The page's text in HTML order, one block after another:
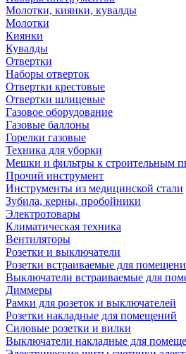
Молотки, киянки, кувалды
Молотки
Киянки
Кувалды
Отвертки
Наборы отверток
Отвертки крестовые
Отвертки шлицевые
Газовое оборудование
Газовые баллоны
Горелки газовые
Техника для уборки
Мешки и фильтры к строительным
Прочий инструмент
Инструменты из медицинской стали
Зубила, керны, пробойники
Электротовары
Климатическая техника
Вентиляторы
Розетки и выключатели
Розетки встраиваемые для
Выключатели встраиваемые для
Диммеры
Рамки для розеток и выключателей
Розетки накладные для помещений
Силовые розетки и вилки
Выключатели накладные для